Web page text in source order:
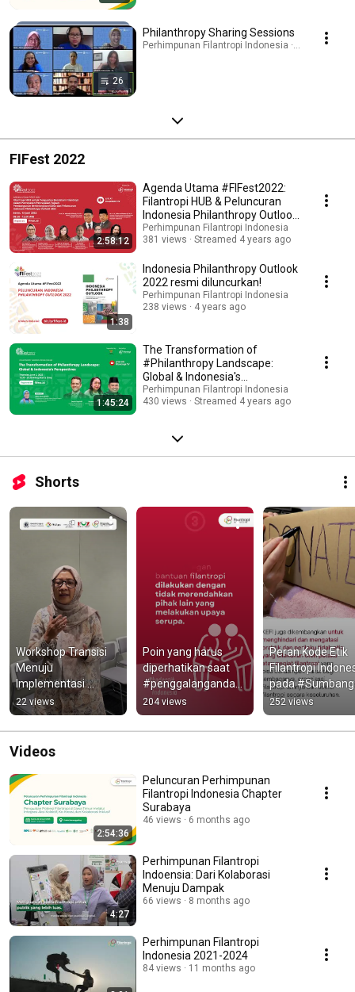
26
Philanthropy Sharing Sessions
Perhimpunan Filantropi Indonesia · Playlist
FIFest 2022
2:58:12
Agenda Utama #FIFest2022:
Filantropi HUB & Peluncuran
Indonesia Philanthropy Outlook
2022
Perhimpunan Filantropi Indonesia
381 views
Streamed 4 years ago
1:38
Indonesia Philanthropy Outlook
2022 resmi diluncurkan!
Perhimpunan Filantropi Indonesia
238 views
4 years ago
1:45:24
The Transformation of
#Philanthropy Landscape:
Global & Indonesia's
Perpectives | #FIFest2022
Perhimpunan Filantropi Indonesia
430 views
Streamed 4 years ago
Shorts
Workshop Transisi
Menuju
Implementasi
Program Multi-
Stakeholder Forum
Aliansi Pengentasan
Kemiskinan
22 views
Poin yang harus
diperhatikan saat
#penggalangandan
a atau #sumbangan
- Serba Serbi KEFI
#indonesia
204 views
Peran Kode Etik
Filantropi
pada
Serba Serbi KEFI
#humanity
#indonesia
252 views
Videos
2:54:36
Peluncuran Perhimpunan
Filantropi Indonesia Chapter
Surabaya
46 views 6 months ago
4:27
Perhimpunan Filantropi
Indoensia: Dari Kolaborasi
Menuju Dampak
66 views 8 months ago
Perhimpunan Filantropi
Indonesia 2021-2024
84 views 11 months ago